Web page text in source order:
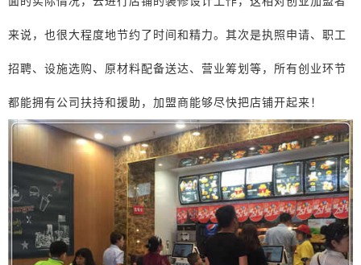
来说，也很大程度地节约了时间和精力。其次是执照申请、职工
招聘、设施选购、原材料配备送达、营业筹划等，所有创业环节
都能拥有公司扶持和援助，加盟商能够尽快把店铺开起来！